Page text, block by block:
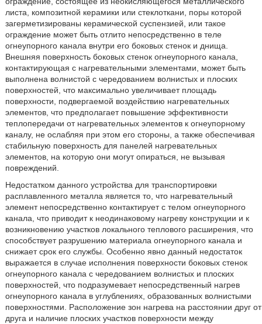
листа, композитной керамики или стеклоткани, поры которой
загерметизированы керамической суспензией, или такое
ограждение может быть отлито непосредственно в теле
огнеупорного канала внутри его боковых стенок и днища.
Внешняя поверхность боковых стенок огнеупорного канала,
контактирующая с нагревательными элементами, может быть
выполнена волнистой с чередованием волнистых и плоских
поверхностей, что максимально увеличивает площадь
поверхности, подвергаемой воздействию нагревательных
элементов, что предполагает повышение эффективности
теплопередачи от нагревательных элементов к огнеупорному
каналу, не ослабляя при этом его стороны, а также обеспечивая
стабильную поверхность для панелей нагревательных
элементов, на которую они могут опираться, не вызывая
повреждений.
Недостатком данного устройства для транспортировки
расплавленного металла является то, что нагревательный
элемент непосредственно контактирует с телом огнеупорного
канала, что приводит к неодинаковому нагреву конструкции и к
возникновению участков локального теплового расширения, что
способствует разрушению материала огнеупорного канала и
снижает срок его службы. Особенно явно данный недостаток
выражается в случае исполнения поверхности боковых стенок
огнеупорного канала с чередованием волнистых и плоских
поверхностей, что подразумевает непосредственный нагрев
огнеупорного канала в углублениях, образованных волнистыми
поверхностями. Расположение зон нагрева на расстоянии друг от
друга и наличие плоских участков поверхности между